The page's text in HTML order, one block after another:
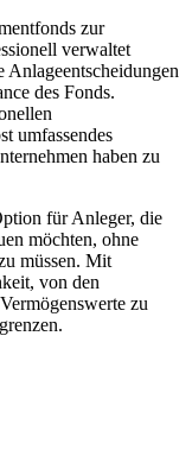
zur
verwaltet
Anlageentscheidungen
des Fonds.
umfassendes
haben zu
für Anleger, die
möchten, ohne
müssen. Mit
von den
zu